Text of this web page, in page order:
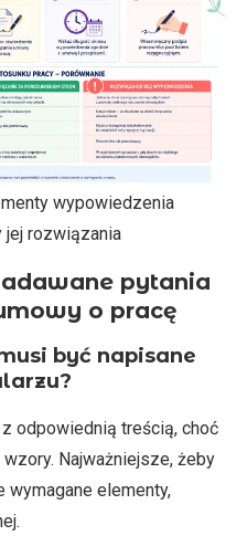
wypowiedzenia
jej rozwiązania
pytania
o pracę
być napisane
odpowiednią treścią, choć
Najważniejsze, żeby
wymagane elementy,